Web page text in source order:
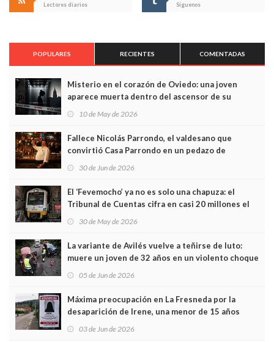
Lectores diarios
Síguenos
POPULARES RECIENTES COMENTADAS
Misterio en el corazón de Oviedo: una joven
aparece muerta dentro del ascensor de su
edificio y las cámaras captan sus últimos minutos
10 de May de 2026
Fallece Nicolás Parrondo, el valdesano que
convirtió Casa Parrondo en un pedazo de
Asturias en Madrid
30 de Jun de 2026
El ‘Fevemocho’ ya no es solo una chapuza: el
Tribunal de Cuentas cifra en casi 20 millones el
sobrecoste de los trenes que no cabían por los
30 de May de 2026
La variante de Avilés vuelve a teñirse de luto:
muere un joven de 32 años en un violento choque
frontal
05 de Jun de 2026
Máxima preocupación en La Fresneda por la
desaparición de Irene, una menor de 15 años
03 de Jun de 2026